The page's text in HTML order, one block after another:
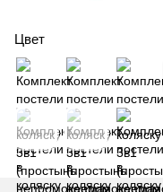
Цвет